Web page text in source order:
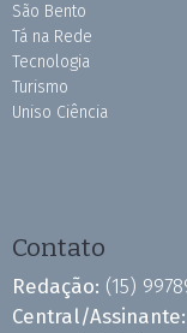
São Bento
Tá na Rede
Tecnologia
Turismo
Uniso Ciência
Contato
Redação: (15)
Central/Assinante: